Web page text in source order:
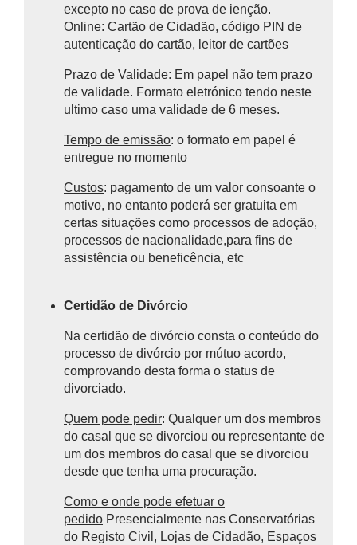
excepto no caso de prova de ienção.
Online: Cartão de Cidadão, código PIN de
autenticação do cartão, leitor de cartões
Prazo de Validade: Em papel não tem prazo
de validade. Formato eletrónico tendo neste
ultimo caso uma validade de 6 meses.
Tempo de emissão: o formato em papel é
entregue no momento
Custos: pagamento de um valor consoante o
motivo, no entanto poderá ser gratuita em
certas situações como processos de adoção,
processos de nacionalidade,para fins de
assistência ou beneficência, etc
Certidão de Divórcio
Na certidão de divórcio consta o conteúdo do
processo de divórcio por mútuo acordo,
comprovando desta forma o status de
divorciado.
Quem pode pedir: Qualquer um dos membros
do casal que se divorciou ou representante de
um dos membros do casal que se divorciou
desde que tenha uma procuração.
Como e onde pode efetuar o
pedido Presencialmente nas Conservatórias
do Registo Civil, Lojas de Cidadão, Espaços